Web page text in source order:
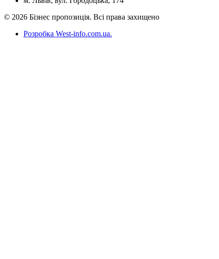
© 2026 Бізнес пропозиція. Всі права захищено
Розробка West-info.com.ua.